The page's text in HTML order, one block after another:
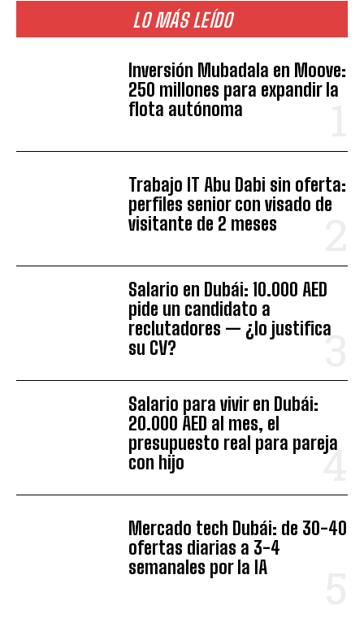
LO MÁS LEÍDO
Inversión Mubadala en Moove:
250 millones para expandir la
flota autónoma
Trabajo IT Abu Dabi sin oferta:
perfiles senior con visado de
visitante de 2 meses
Salario en Dubái: 10.000 AED
pide un candidato a
reclutadores — ¿lo justifica
su CV?
Salario para vivir en Dubái:
20.000 AED al mes, el
presupuesto real para pareja
con hijo
Mercado tech Dubái: de 30-40
ofertas diarias a 3-4
semanales por la IA